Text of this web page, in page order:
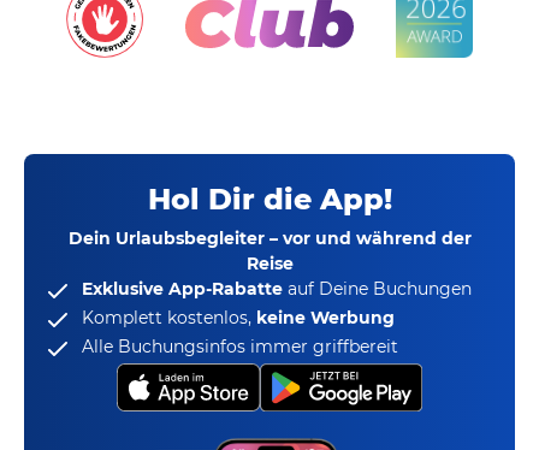
Hol Dir die App!
Dein Urlaubsbegleiter – vor und während der
Reise
Exklusive App-Rabatte auf Deine Buchungen
Komplett kostenlos, keine Werbung
Alle Buchungsinfos immer griffbereit